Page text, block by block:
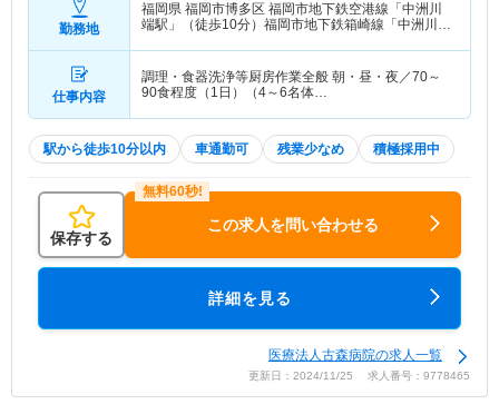
勤務地
福岡県 福岡市博多区 福岡市地下鉄空港線「中洲川
端駅」（徒歩10分）福岡市地下鉄箱崎線「中洲川端
仕事内容
調理・食器洗浄等厨房作業全般 朝・昼・夜／70～
90食程度（1日）（4～6名体…
駅から徒歩10分以内 車通勤可 残業少なめ 積極採用中
保存する
この求人を問い合わせる
詳細を見る
医療法人古森病院の求人一覧
更新日：2024/11/25 求人番号：9778465